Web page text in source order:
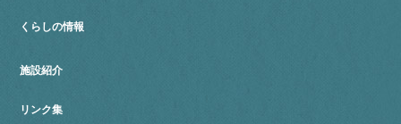
くらしの情報
施設紹介
リンク集